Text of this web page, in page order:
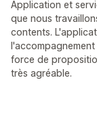
Application et
que nous
contents.
force de
très agréable.